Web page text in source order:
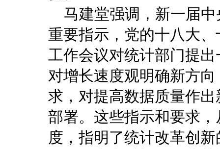
马建堂强调，新一届中
重要指示，党的十八大
工作会议对统计部门提
对增长速度观明确新方
求，对提高数据质量作
部署。这些指示和要求
度，指明了统计改革创